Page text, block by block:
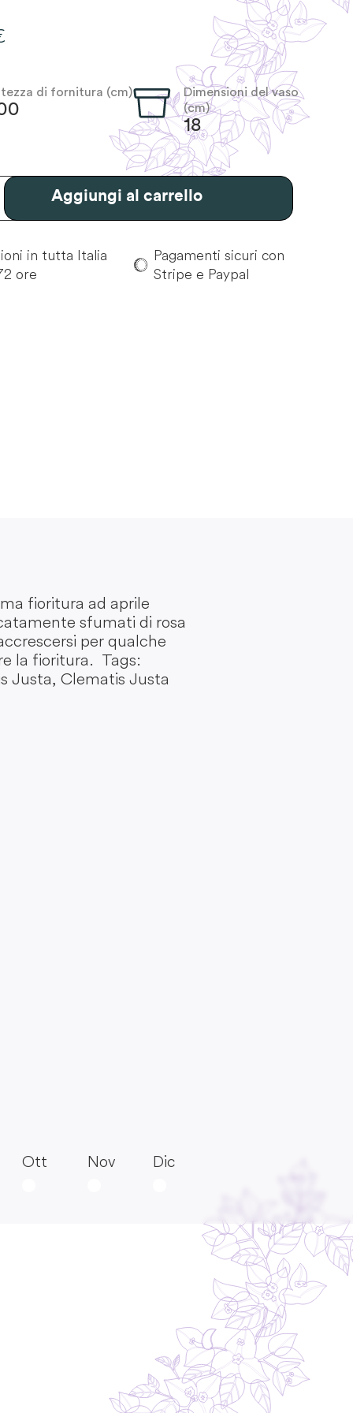
di fornitura (cm)
Dimensioni del vaso
(cm)
18
Aggiungi al carrello
in tutta Italia
ore
Pagamenti sicuri con
Stripe e Paypal
fioritura ad aprile
sfumati di rosa
per qualche
la fioritura. Tags:
Justa, Clematis Justa
Ott Nov Dic